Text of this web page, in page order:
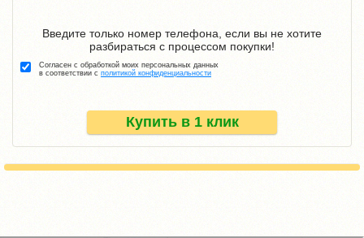
Купить в 1 клик
Введите только номер телефона, если вы не хотите
разбираться с процессом покупки!
Согласен с обработкой моих персональных данных
в соответствии с политикой конфиденциальности